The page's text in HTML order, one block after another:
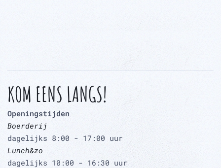
KOM EENS LANGS!
Openingstijden
Boerderij
dagelijks 8:00 - 17:00 uur
Lunch&zo
dagelijks 10:00 - 16:30 uur